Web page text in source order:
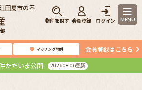
田島市の不
物件を探す 会員登録 ログイン MENU
マッチング物件 会員登録はこちら
ただいま公開 2026.08.06更新